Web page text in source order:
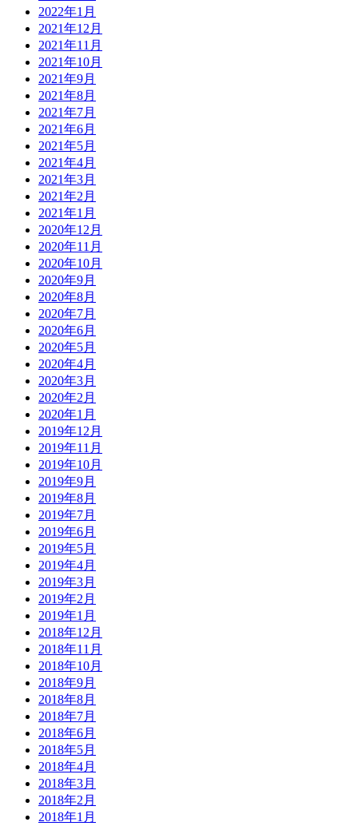
2022年1月
2021年12月
2021年11月
2021年10月
2021年9月
2021年8月
2021年7月
2021年6月
2021年5月
2021年4月
2021年3月
2021年2月
2021年1月
2020年12月
2020年11月
2020年10月
2020年9月
2020年8月
2020年7月
2020年6月
2020年5月
2020年4月
2020年3月
2020年2月
2020年1月
2019年12月
2019年11月
2019年10月
2019年9月
2019年8月
2019年7月
2019年6月
2019年5月
2019年4月
2019年3月
2019年2月
2019年1月
2018年12月
2018年11月
2018年10月
2018年9月
2018年8月
2018年7月
2018年6月
2018年5月
2018年4月
2018年3月
2018年2月
2018年1月